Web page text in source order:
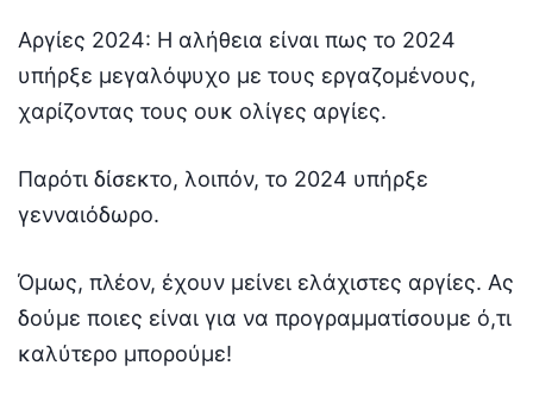
Αργίες 2024: Η αλήθεια είναι πως το 2024
υπήρξε μεγαλόψυχο με τους εργαζομένους,
χαρίζοντας τους ουκ ολίγες αργίες.
Παρότι δίσεκτο, λοιπόν, το 2024 υπήρξε
γενναιόδωρο.
Όμως, πλέον, έχουν μείνει ελάχιστες αργίες. Ας
δούμε ποιες είναι για να προγραμματίσουμε ό,τι
καλύτερο μπορούμε!